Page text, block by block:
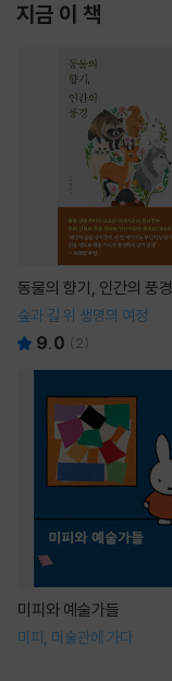
지금 이 책
동물의 향기, 인간의 풍경
숲과 길 위 생명의 여정
9.0 ( 2)
미피와 예술가들
미피, 미술관에 가다